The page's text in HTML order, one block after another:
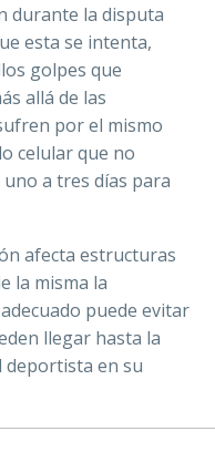
durante la disputa
esta se intenta,
golpes que
allá de las
por el mismo
celular que no
a tres días para
afecta estructuras
la misma la
puede evitar
llegar hasta la
deportista en su